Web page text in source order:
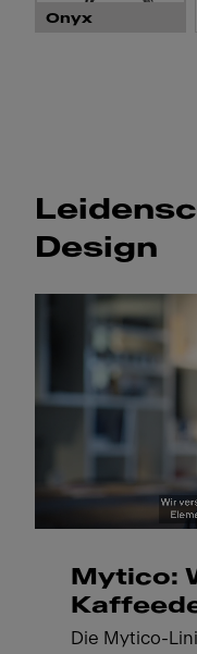
Onyx
Design
Mytico:
Die Mytico-